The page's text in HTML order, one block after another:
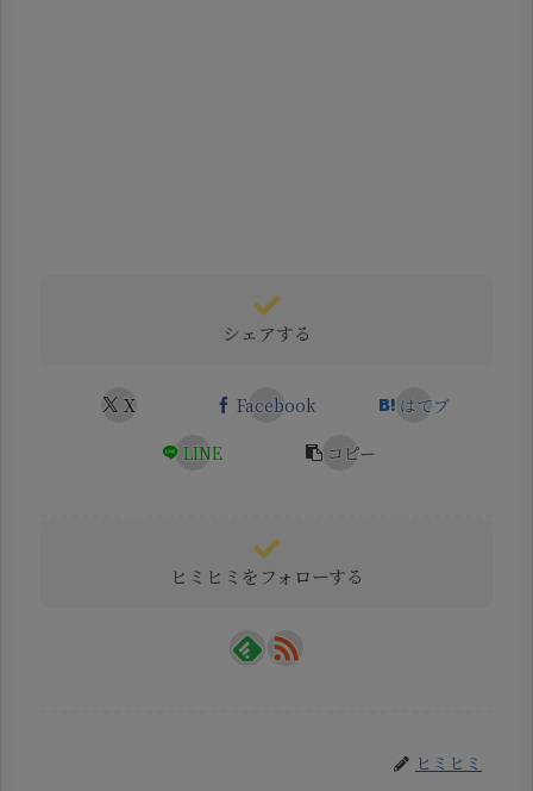
シェアする
X Facebook
はてブ
LINE
コピー
ヒミヒミをフォローする
ヒミヒミ